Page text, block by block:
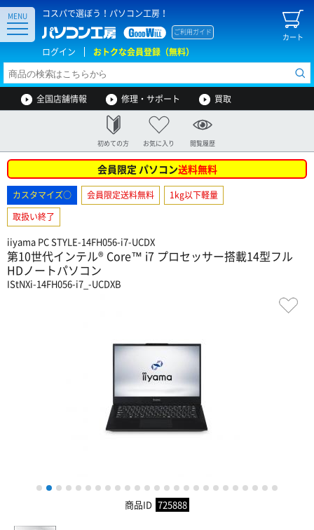
コスパで選ぼう！パソコン工房！
カート
ご利用ガイド
ログイン おトクな会員登録（無料）
MENU
全国店舗情報 修理・サポート 買取
初めての方 お気に入り 閲覧履歴
会員限定 パソコン送料無料
カスタマイズ○ 会員限定送料無料
1kg以下軽量
取扱い終了
iiyama PC STYLE-14FH056-i7-UCDX
第10世代インテル® Core™ i7 プロセッサー搭載14型フル
HDノートパソコン
IStNXi-14FH056-i7_-UCDXB
1 2 3 4 5 6 7 8 9 10 11 12 13 14 15 16 17 18 19 20 21 22 23 24
商品ID 725888